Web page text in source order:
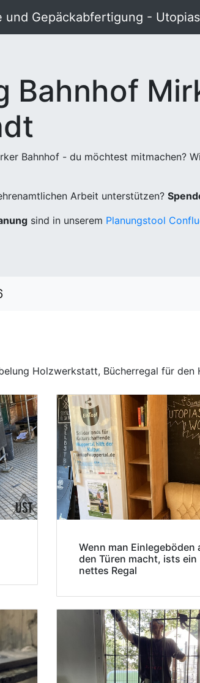
und Gepäckabfertigung -
Bahnhof
Bahnhof - du möchtest mitmachen?
Arbeit unterstützen?
sind in unserem Planungstool
Holzwerkstatt, Bücherregal für den
Wenn man Einlegeböden
den Türen macht, ists ein
nettes Regal